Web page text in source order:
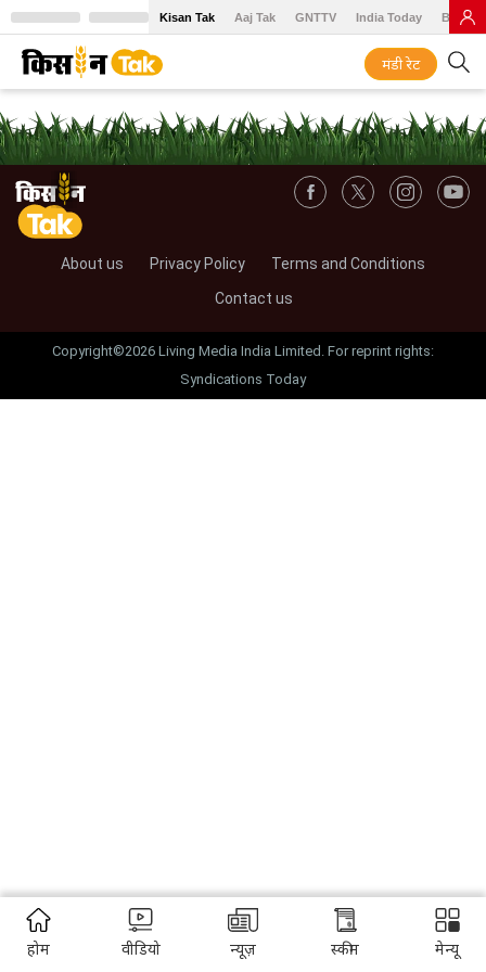
Kisan Tak Aaj Tak GNTTV India Today BT
मंडी रेट
About us Privacy Policy
Terms and Conditions
Contact us
Copyright©2026 Living Media India Limited. For reprint rights:
Syndications Today
होम वीडियो न्यूज़ स्कीम मेन्यू